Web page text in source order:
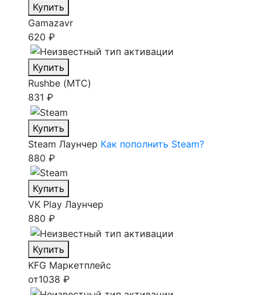
Купить
Gamazavr
620 ₽
Купить
Rushbe (МТС)
831 ₽
Купить
Steam Лаунчер Как пополнить Steam?
880 ₽
Купить
VK Play Лаунчер
880 ₽
Купить
KFG Маркетплейс
от1038 ₽